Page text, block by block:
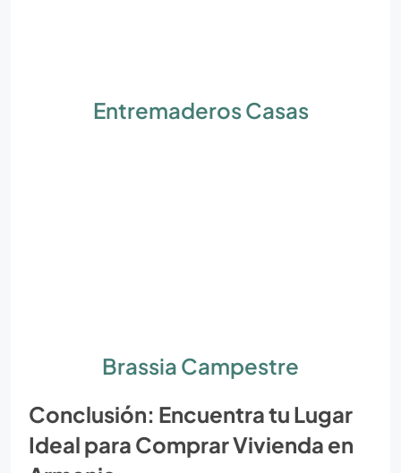
Entremaderos Casas
Brassia Campestre
Conclusión: Encuentra tu Lugar
Ideal para Comprar Vivienda en